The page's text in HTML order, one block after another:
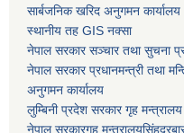
सार्बजनिक खरिद अनुगमन कार्यालय
स्थानीय तह GIS नक्सा
नेपाल सरकारसञ्चार तथा सुचना
नेपाल सरकार प्रधानमन्त्री तथा
अनुगमन कार्यालय
लुम्बिनी प्रदेश सरकार गृह
नेपाल सरकारगृह